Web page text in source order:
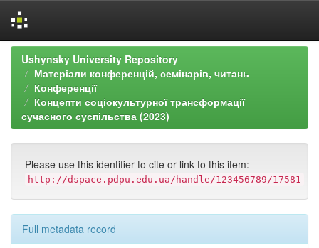
Skip
navigation
Ushynsky University Repository
Матеріали конференцій, семінарів, читань
Конференції
Концепти соціокультурної трансформації
сучасного суспільства (2023)
Please use this identifier to cite or link to this item:
http://dspace.pdpu.edu.ua/handle/123456789/17581
Full metadata record